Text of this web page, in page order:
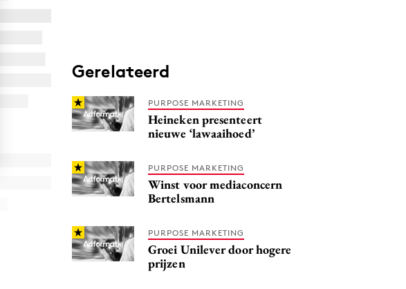
Gerelateerd
PURPOSE MARKETING
Heineken presenteert
nieuwe ‘lawaaihoed’
PURPOSE MARKETING
Winst voor mediaconcern
Bertelsmann
PURPOSE MARKETING
Groei Unilever door hogere
prijzen